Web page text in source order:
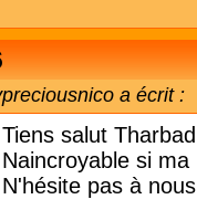
a écrit :
Tiens salut
Naincroyable si
N'hésite pas à